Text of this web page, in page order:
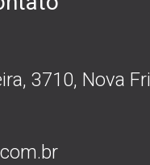
3710, Nova